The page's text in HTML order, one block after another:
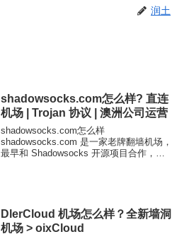
润土
shadowsocks.com怎么样? 直连
机场 | Trojan 协议 | 澳洲公司运营
shadowsocks.com怎么样
shadowsocks.com 是一家老牌翻墙机场，
最早和 Shadowsocks 开源项目合作，后
DlerCloud 机场怎么样？全新墙洞
机场 > oixCloud